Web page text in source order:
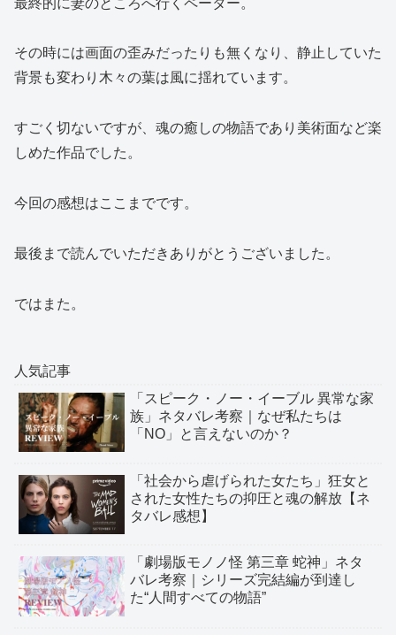
その時には画面の歪みだったりも無くなり、静止していた
背景も変わり木々の葉は風に揺れています。
すごく切ないですが、魂の癒しの物語であり美術面など楽
しめた作品でした。
今回の感想はここまでです。
最後まで読んでいただきありがとうございました。
ではまた。
人気記事
「スピーク・ノー・イーブル 異常な家
族」ネタバレ考察｜なぜ私たちは
「NO」と言えないのか？
「社会から虐げられた女たち」狂女と
された女性たちの抑圧と魂の解放【ネ
タバレ感想】
「劇場版モノノ怪 第三章 蛇神」ネタ
バレ考察｜シリーズ完結編が到達し
た“人間すべての物語”